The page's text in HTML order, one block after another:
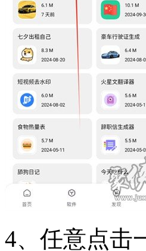
4、任意点击